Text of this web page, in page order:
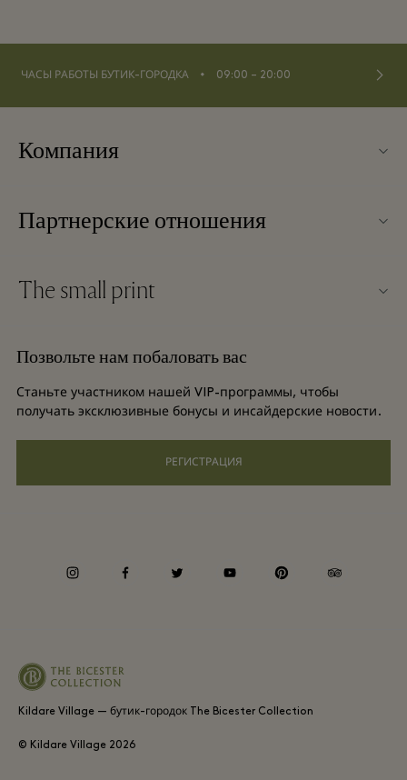
ЧАСЫ РАБОТЫ БУТИК-ГОРОДКА ⬩ 09:00 – 20:00
Компания
Карта бутик-городка
Загрузить приложение
Часто задаваемые вопросы
Gift Card
Партнерские отношения
Стать партнером
The small print
Discount terms and conditions
Условия и положения для привилегированного участника
Позвольте нам побаловать вас
Станьте участником нашей VIP-программы, чтобы
получать эксклюзивные бонусы и инсайдерские новости.
РЕГИСТРАЦИЯ
Kildare Village — бутик-городок The Bicester Collection
© Kildare Village 2026
instagramfacebooktwitter youtube pinterest tripadvisor